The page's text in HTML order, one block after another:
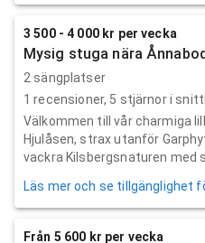
3 500 - 4 000 kr per vecka
Mysig stuga nära
2 sängplatser
1 recensioner, 5 stjärnor i
Välkommen till vår charmiga
Hjulåsen, strax utanför
vackra Kilsbergsnaturen med
Läs mer och se tillgänglighet
Från 5 600 kr per vecka